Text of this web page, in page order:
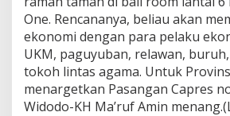
One. Rencananya, beliau akan
ekonomi dengan para pelaku
UKM, paguyuban, relawan,
tokoh lintas agama. Untuk
menargetkan Pasangan Capres
Widodo-KH Ma’ruf Amin